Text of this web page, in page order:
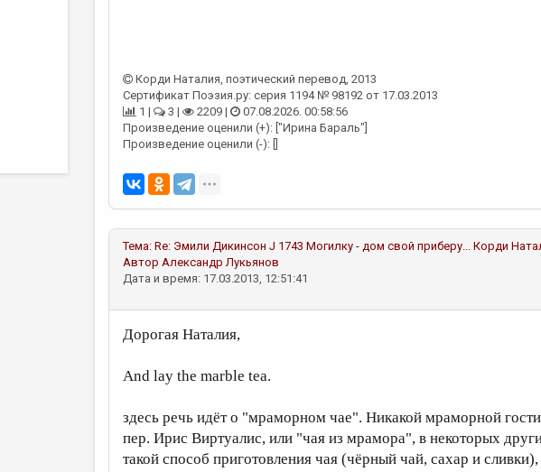
Корди Наталия, поэтический перевод, 2013
Сертификат Поэзия.ру: серия 1194 № 98192 от 17.03.2013
1 |
3 | 2209 |
07.08.2026. 00:58:56
Произведение оценили (+): ["Ирина Бараль"]
Произведение оценили (-): []
Тема: Re: Эмили Дикинсон J 1743 Могилку - дом свой приберу... Корди
Автор Александр Лукьянов
Дата и время: 17.03.2013, 12:51:41
Дорогая Наталия,
And lay the marble tea.
здесь речь идёт о "мраморном чае". Никакой мраморной
пер. Ирис Виртуалис, или "чая из мрамора", в некоторых
такой способ приготовления чая (чёрный чай, сахар и